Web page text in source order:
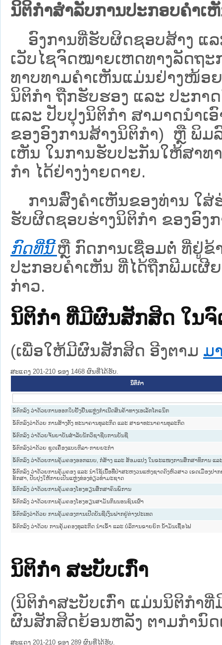
ນິຕິກຳສຳລັບການປະກອບຄຳເ
ອົງການທີ່ຮັບຜິດຊອບສ້າງ ແລ
ເວັບ​ໄຊຈົດໝາຍເຫດທາງລັດຖະ
ທາບທາມຄໍາເຫັນແມ່ນຢ່າງໜ້ອ
ນິຕິກໍາ ຖືກຮັບຮອງ ແລະ ປະກາ
ແລະ ປັບປຸງນິຕິກໍາ ສາມາດນຳເ
ຂອງອົງການສ້າງນິຕິກຳ) ຫຼື ພິມ
ເຫັນ ໃນການຮັບປະກັນໃຫ້ສາທ
ກຳ ໄດ້ຢ່າງງ່າຍດາຍ.
ການສົ່ງຄໍາເຫັນຂອງທ່ານ ໃສ່
ຮັບຜິດຊອບຮ່າງນິຕິກຳ ຂອງອົງ
ກົດທີ່ນີ້ ຫຼື ກົດການເຊື່ອມຕໍ່ ທີ່ຢູ່ຂ້
ປະກອບຄຳເຫັນ ທີ່ໄດ້ຖືກພີມເຜີ
ກ່າວ.
ນິຕິກໍາ ທີ່ມີຜົນສັກສິດ ໃນ
(ເພື່ອໃຫ້ມີຜົນສັກສິດ ອີງຕາມ ມ
ສະແດງ 201-210 ຂອງ 1468 ຜົນທີ່ໄດ້ຮັບ.
ນິຕິກໍາ
ຂໍ້ຕົກລົງ ວ່າດ້ວຍການອອກໃບຢັ້ງຢືນແຫຼ່ງກຳເນີດສິນຄ້າທາງເອເລັກໂຕຣນິກ
ຂໍ້​ຕົກ​ລົງ​ວ່າ​ດ້ວຍ ການ​ສ້າງ​ຕັ້ງ​ ທະ​ນາ​ຄານ​ທຸ​ລະ​ກິດ ແລະ ສາ​ຂາ​ທະ​ນາ​ຄານ​ທຸ​ລະ​ກິດ
ຂໍ້ຕົກລົງ ວ່າດ້ວຍຈັນຍາບັນສຳລັບນັກວິຊາຊີບການບັນຊີ
ຂໍ້ຕົກລົງວ່າດ້ວຍ ຊຸດເຄື່ອງແບບກິລາ-ກາຍຍະກຳ
ຂໍ້ຕົກລົງ ວ່າດ້ວຍການຄຸ້ມຄອງອອກແບບ, ກໍ່ສ້າງ ແລະ ສ້ອມແປງ ໃນຂະແໜງການສຶກສາທິການ ແລ
ຂໍ້ຕົກລົງ ວ່າດ້ວຍການຄຸ້ມຄອງ ແລະ ນຳໃຊ້ເນື້ອທີ່ປ່າສະຫງວນແຫ່ງຊາດດົງຫົວສາວ ເຂດເມືອງປາກ
ຮັກສາ, ປັບປຸງໃຫ້ກາຍເປັນແຫຼ່ງທ່ອງທ່ຽວທຳມະຊາດ
ຂໍ້ຕົກລົງ ວ່າດ້ວຍການຄຸ້ມຄອງໂຮງຮຽນສຶກສາຄົນພິການ
ຂໍ້ຕົກລົງ ວ່າດ້ວຍການຄຸ້ມຄອງໂຮງຮຽນສາມັນກິນນອນຊົນເຜົ່າ
ຂໍ້ຕົກລົງວ່າດ້ວຍ ການຄຸ້ມຄອງການເປີດບັນຊີເງິນຝາກຢູ່ຕ່າງປະເທດ
ຂໍ້ຕົກລົງ ວ່າດ້ວຍ ການຄຸ້ມຄອງທຸລະກິດ ນຳເຂົ້າ ແລະ ບໍລິການຂາຍຍົກ ນ້ຳມັນເຊື້ອໄຟ
ນິຕິກໍາ ສະບັບເກົ່າ
(ນິຕິກໍາສະບັບເກົ່າ ແມ່ນນິຕິກໍາ
ຜົນສັກສິດຍ້ອນຫລັງ ຕາມກໍານົດ
ສະແດງ 201-210 ຂອງ 289 ຜົນທີ່ໄດ້ຮັບ.